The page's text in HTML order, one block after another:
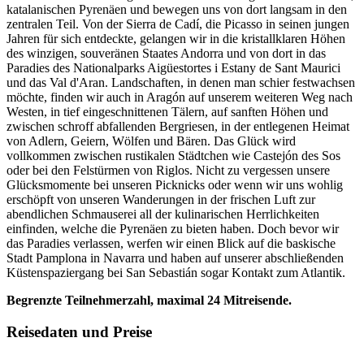
katalanischen Pyrenäen und bewegen uns von dort langsam in den
zentralen Teil. Von der Sierra de Cadí, die Picasso in seinen jungen
Jahren für sich entdeckte, gelangen wir in die kristallklaren Höhen
des winzigen, souveränen Staates Andorra und von dort in das
Paradies des Nationalparks Aigüestortes i Estany de Sant Maurici
und das Val d'Aran. Landschaften, in denen man schier festwachsen
möchte, finden wir auch in Aragón auf unserem weiteren Weg nach
Westen, in tief eingeschnittenen Tälern, auf sanften Höhen und
zwischen schroff abfallenden Bergriesen, in der entlegenen Heimat
von Adlern, Geiern, Wölfen und Bären. Das Glück wird
vollkommen zwischen rustikalen Städtchen wie Castejón des Sos
oder bei den Felstürmen von Riglos. Nicht zu vergessen unsere
Glücksmomente bei unseren Picknicks oder wenn wir uns wohlig
erschöpft von unseren Wanderungen in der frischen Luft zur
abendlichen Schmauserei all der kulinarischen Herrlichkeiten
einfinden, welche die Pyrenäen zu bieten haben. Doch bevor wir
das Paradies verlassen, werfen wir einen Blick auf die baskische
Stadt Pamplona in Navarra und haben auf unserer abschließenden
Küstenspaziergang bei San Sebastián sogar Kontakt zum Atlantik.
Begrenzte Teilnehmerzahl, maximal 24 Mitreisende.
Reisedaten und Preise